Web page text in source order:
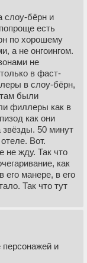
слоу-бёрн и
есть
по хорошему
а не онгоингом.
не
в фаст-
в слоу-бёрн,
были
филлеры как в
как они
звёзды. 50 минут
Вот.
не жду. Так что
как
его манере, в его
Так что тут
персонажей и